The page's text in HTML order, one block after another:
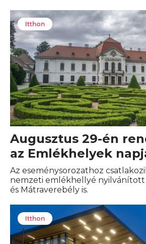
Itthon
Augusztus 29-én
az Emlékhelyek
Az eseménysorozathoz
nemzeti emlékhellyé nyilvánított
és Mátraverebély is.
Itthon